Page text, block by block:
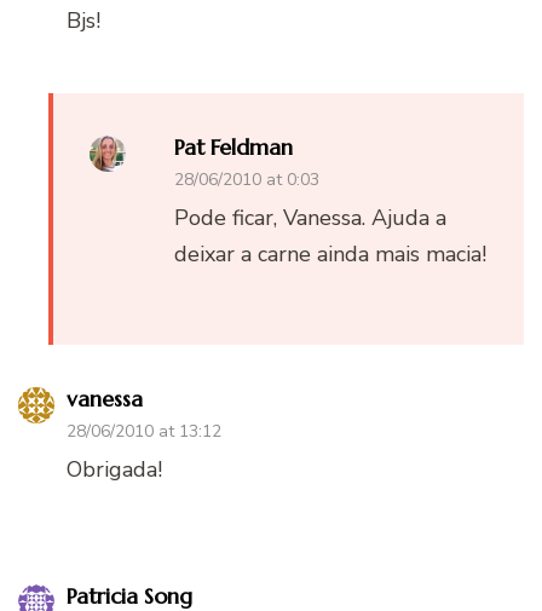
Bjs!
Pat Feldman
28/06/2010 at 0:03
Pode ficar, Vanessa. Ajuda a
deixar a carne ainda mais macia!
vanessa
28/06/2010 at 13:12
Obrigada!
Patricia Song